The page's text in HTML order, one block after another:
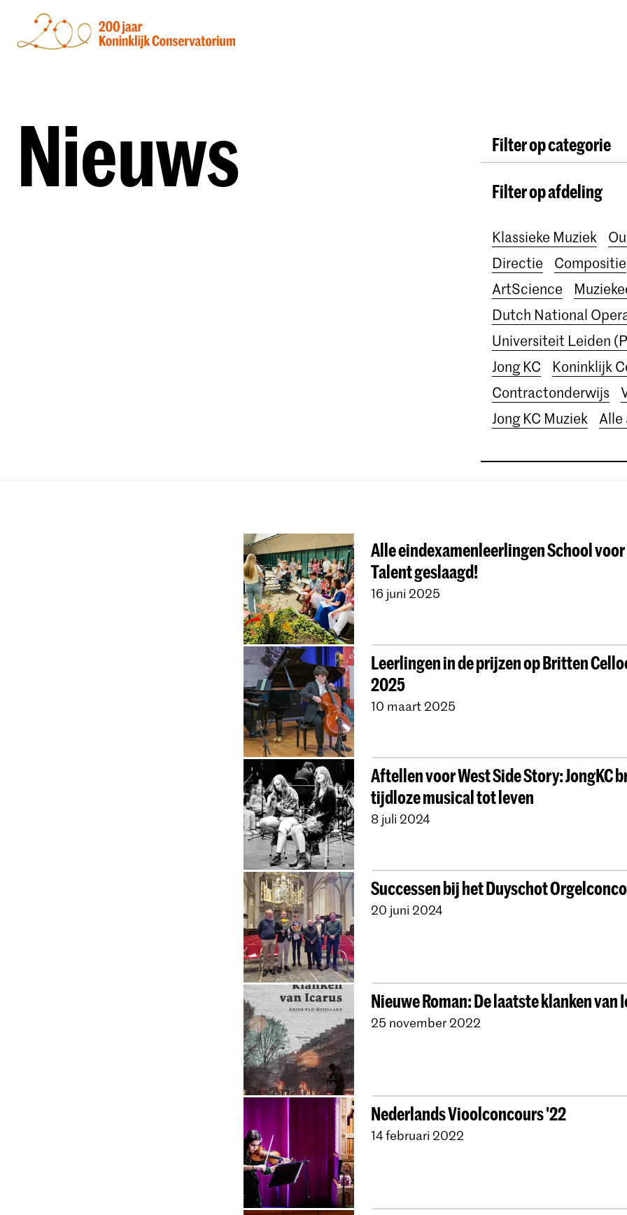
Nieuws Filter op categorie
Lunchconcerten
Awards
Interview
Filter op afdeling
Klassieke Muziek
Directie
Compositie
ArtScience
Dutch National
Universiteit Leiden
Jong KC
Koninklijk
Contractonderwijs
Jong KC Muziek
Alle
Alle eindexamenleerlingen School voor
Talent geslaagd!
16 juni 2025
Leerlingen in de prijzen op Britten
2025
10 maart 2025
Aftellen voor West Side Story: JongKC
tijdloze musical tot leven
8 juli 2024
Successen bij het Duyschot
20 juni 2024
Nieuwe Roman: De laatste klanken van
25 november 2022
Nederlands Vioolconcours '22
14 februari 2022